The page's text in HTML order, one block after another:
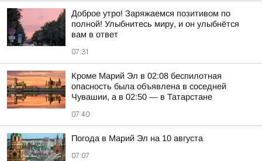
Доброе утро! Заряжаемся позитивом по
полной! Улыбнитесь миру, и он улыбнётся
вам в ответ
07:31
Кроме Марий Эл в 02:08 беспилотная
опасность была объявлена в соседней
Чувашии, а в 02:50 — в Татарстане
07:40
Погода в Марий Эл на 10 августа
07:07